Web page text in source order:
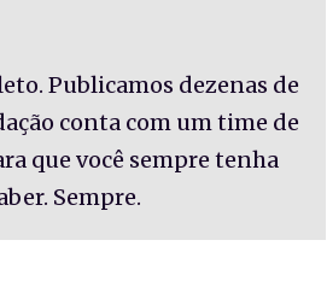
Publicamos dezenas de
conta com um time de
que você sempre tenha
Sempre.